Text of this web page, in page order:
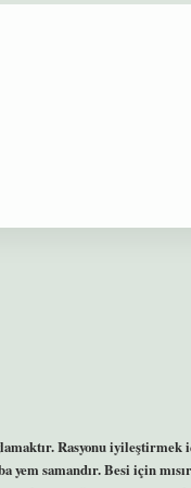
Rasyonu iyileştirmek
samandır. Besi için